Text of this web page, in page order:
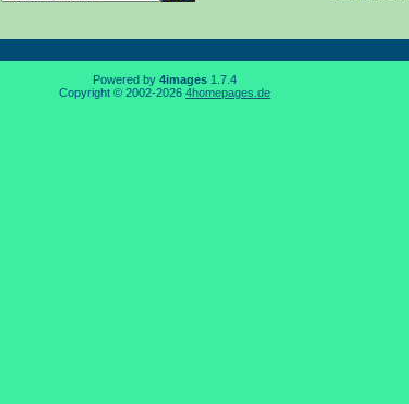
Powered by 4images 1.7.4
Copyright © 2002-2026 4homepages.de